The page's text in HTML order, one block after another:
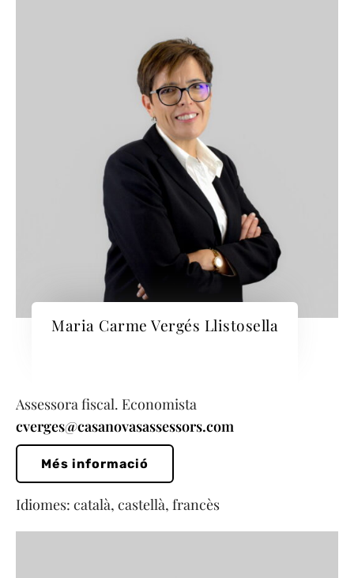
Maria Carme Vergés Llistosella
Assessora fiscal. Economista
cverges@casanovasassessors.com
Més informació
Idiomes: català, castellà, francès